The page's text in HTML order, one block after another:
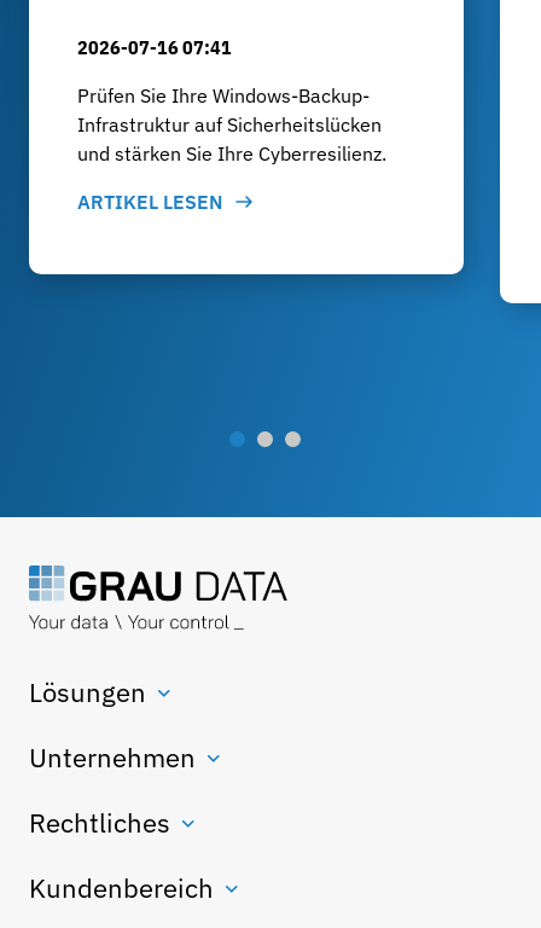
2026-07-16 07:41
Prüfen Sie Ihre Windows-Backup-
Infrastruktur auf Sicherheitslücken
und stärken Sie Ihre Cyberresilienz.
ARTIKEL LESEN
Lösungen
Unternehmen
Rechtliches
Kundenbereich